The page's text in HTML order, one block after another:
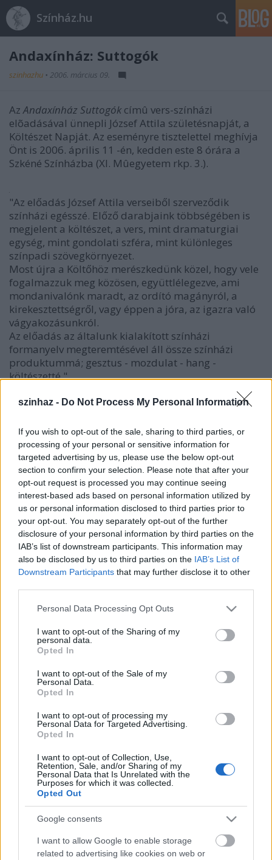
szinhaz - Do Not Process My Personal Information
If you wish to opt-out of the sale, sharing to third parties, or
processing of your personal or sensitive information for
targeted advertising by us, please use the below opt-out
section to confirm your selection. Please note that after your
opt-out request is processed you may continue seeing
interest-based ads based on personal information utilized by
us or personal information disclosed to third parties prior to
your opt-out. You may separately opt-out of the further
disclosure of your personal information by third parties on the
IAB’s list of downstream participants. This information may
also be disclosed by us to third parties on the IAB’s List of
Downstream Participants that may further disclose it to other
Please note that this website/app uses one or more Google
not limited to your visit or usage behaviour. You may click to
grant or deny consent to Google and its third-party tags to
use your data for below specified purposes in below Google
consent section.
Personal Data Processing Opt Outs
I want to opt-out of the Sharing of my
personal data.
Opted In
I want to opt-out of the Sale of my
Personal Data.
Opted In
I want to opt-out of processing my
Personal Data for Targeted Advertising.
Opted In
I want to opt-out of Collection, Use,
Retention, Sale, and/or Sharing of my
Personal Data that Is Unrelated with the
Purposes for which it was collected.
Opted Out
Google consents
I want to allow Google to enable storage
related to advertising like cookies on web or
Színház.hu
Andaxínház: Suttogók
szinhazhu • 2006. március 09.
AzAndaxínház Suttogók címû vers-színházi
elõadásával ünnepli József Attila születésnapját, a
Költészet Napját. Az eseményre tisztelettel meghívja
Önt is 2006. április 11 -én, kedden este 8 órára a
Szkéné Színházba (XI. Mûegyetem rkp. 3.).
"Az előadás József Attila verseiből szerveződik
színházi egésszé. Előző darabjaink többségében is
megjelent a költészet, a vers, mint dramaturgiai
egység, mint gondolati szféra, mint különleges
színpadi szövegkörnyezet.
Most újra a Költőhöz merészkedünk közel, hogy vele
fogalmazzuk meg közösen, együttlélegezve, ami
mondanivalónk maradt, az ordító magányról, a
kirekesztettségről, vagy éppen a jóra, az igazra való
vágyakozásunkról.
Az előadás az általunk kialakított színházi
formanyelv megteremtésével áll össze színházi
produktummá; gesztus - mozdulat - hang -
költészetté."
/ Zsalakovics Anikó, Andaxínház /
Az Andaxínház 1990-ben alakult. A gesztusszínházi
törekvések jellegzetes társulata. A szöveg, a zene és a
mozgás komplex egységében gondolkodnak.
***
Andaxínház: Suttogók
- vers-színház József Attila költeményeire -
Előadják:
Balog József, Fülöp József, Geltz Péter, Hajduk
Károly, Molnár Csaba, Hudák Zsófia, Borbély
Koreográfus: Lengyel Péter
Fényterv:Tamás Gábor-Kulifay Tamás
Babarczi Dalma, Farkas Csilla, Szabadi Zoltán
képzőművész
Rendező munkatársa:Németh István
Produkcióvezető: Geltz Péter
Rendezte: Zsalakovics Anikó
további előadások:
2006. március 16. csütörtök 22.00, Szkéné Színház
2006. március 17. péntek 20h, Szkéné Színház